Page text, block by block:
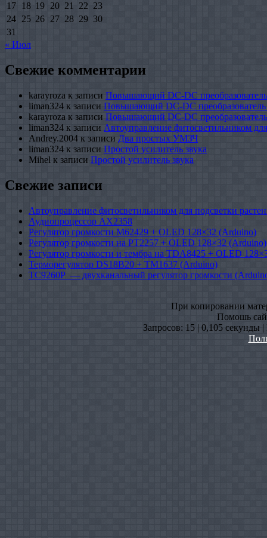
17
18 19 20 21 22 23
24 25 26 27 28 29 30
31
« Июл
Свежие комментарии
karayroza к записи Повышающий DC-DC
liman324 к записи Повышающий DC-DC
karayroza к записи Повышающий DC-DC
liman324 к записи Автоуправление фитосветильником
Andrey.2004 к записи Два простых УМЗЧ
liman324 к записи Простой усилитель звука
Mihel к записи Простой усилитель звука
Свежие записи
Автоуправление фитосветильником для подсветки
Аудиопроцессор AX2358
Регулятор громкости M62429 + OLED 128×32 (Arduino)
Регулятор громкости на PT2257 + OLED 128×32 (Arduino)
Регулятор громкости и тембра на TDA8425 + OLED
Терморегулятор DS18B20 + TM1637 (Arduino)
TC9260P — двухканальный регулятор громкости
При копировании
Помошь
Запросов: 15 | 0,105 секунды